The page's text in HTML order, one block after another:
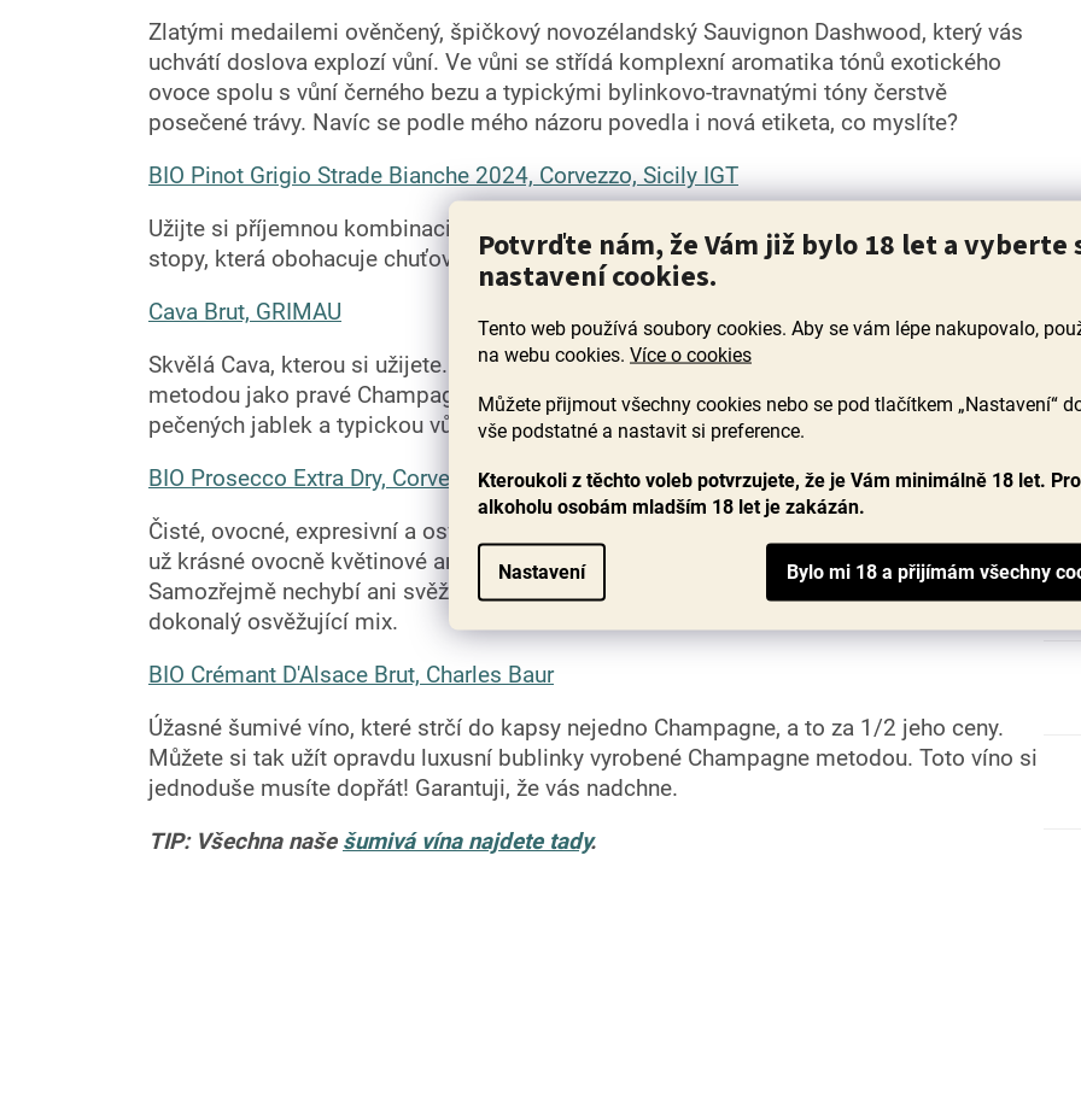
Potvrďte nám, že Vám již bylo 18 let a vyberte
nastavení cookies.
Tento web používá soubory cookies. Aby se vám lépe nakupovalo,
na webu cookies. Více o cookies
Můžete přijmout všechny cookies nebo se pod tlačítkem „Nastavení“
vše podstatné a nastavit si preference.
Kteroukoli z těchto voleb potvrzujete, že je Vám minimálně 18 let.
alkoholu osobám mladším 18 let je zakázán.
Nastavení
Zlatými medailemi ověnčený, špičkový novozélandský Sauvignon Dashwood, který vás
uchvátí doslova explozí vůní. Ve vůni se střídá komplexní aromatika tónů exotického
ovoce spolu s vůní černého bezu a typickými bylinkovo-travnatými tóny čerstvě
posečené trávy. Navíc se podle mého názoru povedla i nová etiketa, co myslíte?
BIO Pinot Grigio Strade Bianche 2024, Corvezzo, Sicily IGT
Užijte si příjemnou kombinaci ovocnosti, křupavé citrusové svěžesti a slané minerální
stopy, která obohacuje chuťový profil tohoto čistě udělaného bio vína ze Sicílie.
Cava Brut, GRIMAU
Skvělá Cava, kterou si užijete. Osobně ji mám radši než Prosecco, vyrábí se totiž stejnou
metodou jako pravé Champagne! Ve víně objevíte šťavnaté citrusy, tóny bílých květů,
pečených jablek a typickou vůni čerstvě upečených briošek.
BIO Prosecco Extra Dry, Corvezzo
Čisté, ovocné, expresivní a osvěžující. Navíc v BIO kvalitě. Co víc si přát? Nadchne vás
už krásné ovocně květinové aroma, ve kterém ucítíte košík žlutého ovoce a bílých květů.
Samozřejmě nechybí ani svěží citrusy, které balancují expresivní ovocnost a vytváří
dokonalý osvěžující mix.
BIO Crémant D'Alsace Brut, Charles Baur
Úžasné šumivé víno, které strčí do kapsy nejedno Champagne, a to za 1/2 jeho ceny.
Můžete si tak užít opravdu luxusní bublinky vyrobené Champagne metodou. Toto víno si
jednoduše musíte dopřát! Garantuji, že vás nadchne.
TIP: Všechna naše šumivá vína najdete tady.